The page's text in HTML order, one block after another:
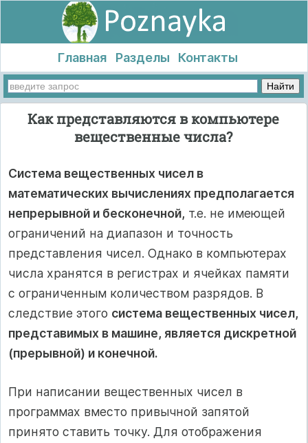
Главная Разделы Контакты
Как представляются в компьютере
вещественные числа?
Система вещественных чисел в
математических вычислениях предполагается
непрерывной и бесконечной, т.е. не имеющей
ограничений на диапазон и точность
представления чисел. Однако в компьютерах
числа хранятся в регистрах и ячейках памяти
с ограниченным количеством разрядов. В
следствие этого система вещественных чисел,
представимых в машине, является дискретной
(прерывной) и конечной.
При написании вещественных чисел в
программах вместо привычной запятой
принято ставить точку. Для отображения